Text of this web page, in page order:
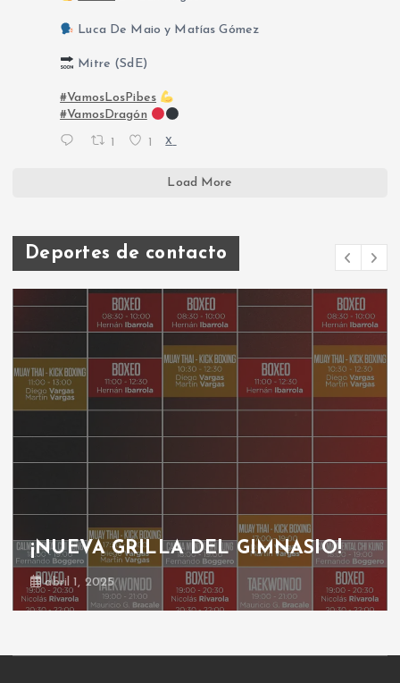
Luca De Maio y Matías Gómez
Mitre (SdE)
#VamosLosPibes
#VamosDragón
1 1 X
Load More
Deportes de contacto
¡NUEVA GRILLA DEL GIMNASIO!
abril 1, 2025